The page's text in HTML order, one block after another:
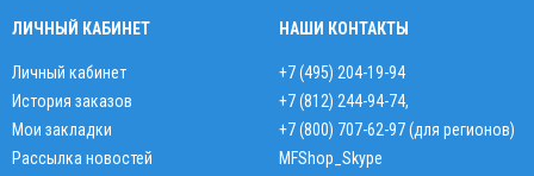
ЛИЧНЫЙ КАБИНЕТ
Личный кабинет
История заказов
Мои закладки
Рассылка новостей
НАШИ КОНТАКТЫ
+7 (495) 204-19-94
+7 (812) 244-94-74,
+7 (800) 707-62-97 (для регионов)
MFShop_Skype